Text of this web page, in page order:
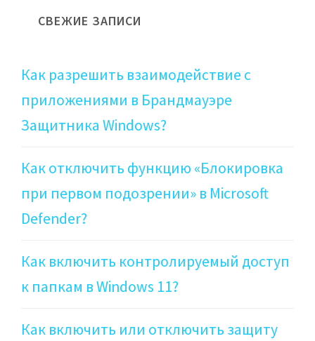
СВЕЖИЕ ЗАПИСИ
Как разрешить взаимодействие с
приложениями в Брандмауэре
Защитника Windows?
Как отключить функцию «Блокировка
при первом подозрении» в Microsoft
Defender?
Как включить контролируемый доступ
к папкам в Windows 11?
Как включить или отключить защиту